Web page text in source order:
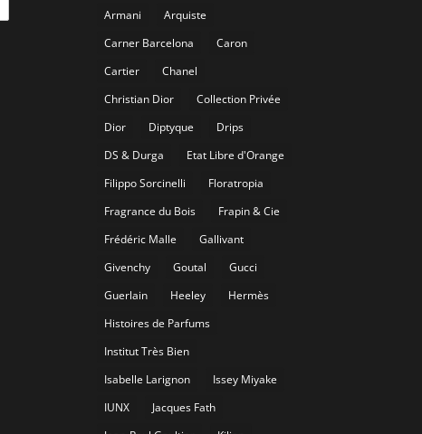
Armani
Arquiste
Carner Barcelona
Caron
Cartier
Chanel
Christian Dior
Collection Privée
Dior
Diptyque
Drips
DS & Durga
Etat Libre d'Orange
Filippo Sorcinelli
Floratropia
Fragrance du Bois
Frapin & Cie
Frédéric Malle
Gallivant
Givenchy
Goutal
Gucci
Guerlain
Heeley
Hermès
Histoires de Parfums
Institut Très Bien
Isabelle Larignon
Issey Miyake
IUNX
Jacques Fath